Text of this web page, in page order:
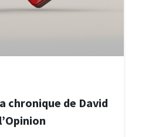
chronique de David